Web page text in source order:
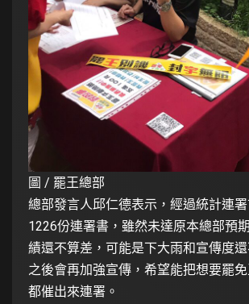
圖 / 罷王總部
總部發言人邱仁德表示，經過統計連署
1226份連署書，雖然未達原本總部預
績還不算差，可能是下大雨和宣傳度還
之後會再加強宣傳，希望能把想要罷
都催出來連署。